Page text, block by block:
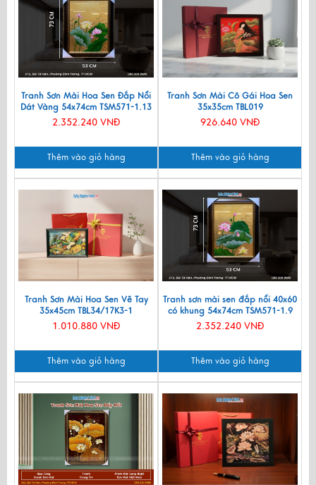
Tranh Sơn Mài Hoa Sen Đắp Nổi
Dát Vàng 54x74cm TSM571-1.13
2.352.240 VNĐ
Thêm vào giỏ hàng
Tranh Sơn Mài Cô Gái Hoa Sen
35x35cm TBL019
926.640 VNĐ
Thêm vào giỏ hàng
Tranh Sơn Mài Hoa Sen Vẽ Tay
35x45cm TBL34/17K3-1
1.010.880 VNĐ
Thêm vào giỏ hàng
Tranh sơn mài sen đắp nổi 40x60
có khung 54x74cm TSM571-1.9
2.352.240 VNĐ
Thêm vào giỏ hàng